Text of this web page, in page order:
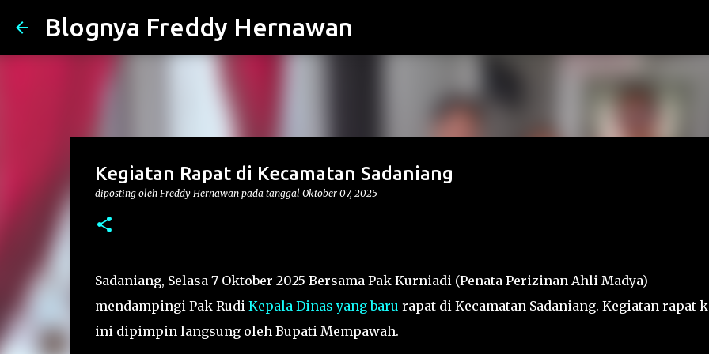
Blognya Freddy Hernawan
Kegiatan Rapat di Kecamatan Sadaniang
diposting oleh Freddy Hernawan pada tanggal Oktober 07, 2025
Sadaniang, Selasa 7 Oktober 2025 Bersama Pak Kurniadi (Penata Perizinan Ahli Madya)
mendampingi Pak Rudi Kepala Dinas yang baru rapat di Kecamatan Sadaniang. Kegiatan rapat
ini dipimpin langsung oleh Bupati Mempawah.